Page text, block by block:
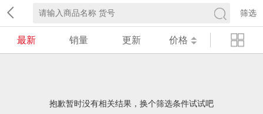
筛选
最新 销量 更新 价格
抱歉暂时没有相关结果，换个筛选条件试试吧